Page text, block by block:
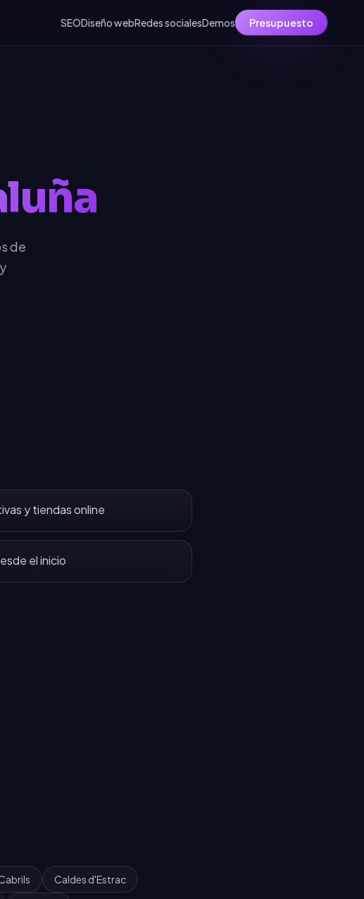
SEODiseño webRedes socialesDemos Presupuesto
de
y tiendas online
el inicio
Caldes d'Estrac